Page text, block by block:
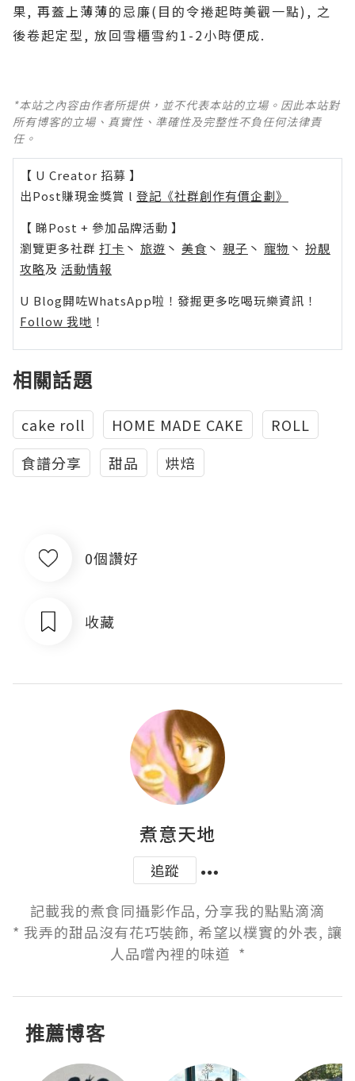
果, 再蓋上薄薄的忌廉(目的令捲起時美觀一點), 之
後卷起定型, 放回雪櫃雪約1-2小時便成.
*本站之內容由作者所提供，並不代表本站的立場。因此本站對
所有博客的立場、真實性、準確性及完整性不負任何法律責
任。
【 U Creator 招募 】
出Post賺現金獎賞 l 登記《社群創作有價企劃》
【 睇Post + 參加品牌活動 】
瀏覽更多社群 打卡 丶 旅遊 丶 美食 丶 親子 丶 寵物 丶 扮靚
攻略及 活動情報
U Blog開咗WhatsApp啦！發掘更多吃喝玩樂資訊！
Follow 我哋 ！
相關話題
cake roll HOME MADE CAKE
ROLL
食譜分享
甜品 烘焙
0個讚好
收藏
煮意天地
追蹤
記載我的煮食同攝影作品, 分享我的點點滴滴
* 我弄的甜品沒有花巧裝飾, 希望以樸實的外表, 讓
人品嚐內裡的味道  *
推薦博客